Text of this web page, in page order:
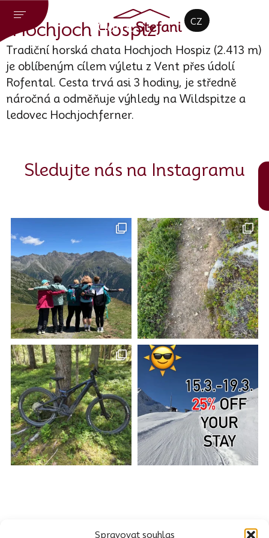
Spravovat souhlas
CZ
DE
EN
Hochjoch Hospiz
Tradiční horská chata Hochjoch Hospiz (2.413 m)
je oblíbeným cílem výletu z Vent přes údolí
Rofental. Cesta trvá asi 3 hodiny, je středně
náročná a odměňuje výhledy na Wildspitze a
ledovec Hochjochferner.
Sledujte nás na Instagramu